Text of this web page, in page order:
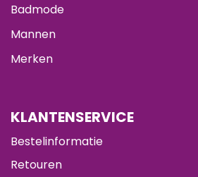
Badmode
Mannen
Merken
KLANTENSERVICE
Bestelinformatie
Retouren